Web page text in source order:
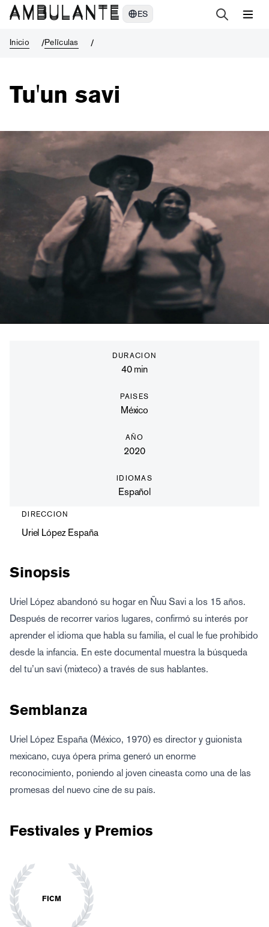
ES
Inicio Pelīculas
Tu'un savi
DIRECCION
Uriel López España
DURACION
40min
PAISES
México
AÑO
2020
IDIOMAS
Español
Sinopsis
Uriel López abandonó su hogar en Ñuu Savi a los 15 años.
Después de recorrer varios lugares, confirmó su interés por
aprender el idioma que habla su familia, el cual le fue prohibido
desde la infancia. En este documental muestra la búsqueda
del tu’un savi (mixteco) a través de sus hablantes.
Semblanza
Uriel López España (México, 1970) es director y guionista
mexicano, cuya ópera prima generó un enorme
reconocimiento, poniendo al joven cineasta como una de las
promesas del nuevo cine de su país.
Festivales y Premios
FICM
Tu'un savi